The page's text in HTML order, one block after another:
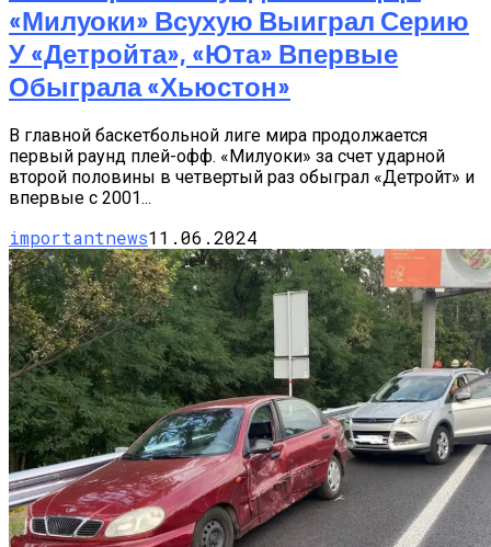
«Милуоки» Всухую Выиграл Серию
У «Детройта», «Юта» Впервые
Обыграла «Хьюстон»
В главной баскетбольной лиге мира продолжается
первый раунд плей-офф. «Милуоки» за счет ударной
второй половины в четвертый раз обыграл «Детройт» и
впервые с 2001...
importantnews11.06.2024